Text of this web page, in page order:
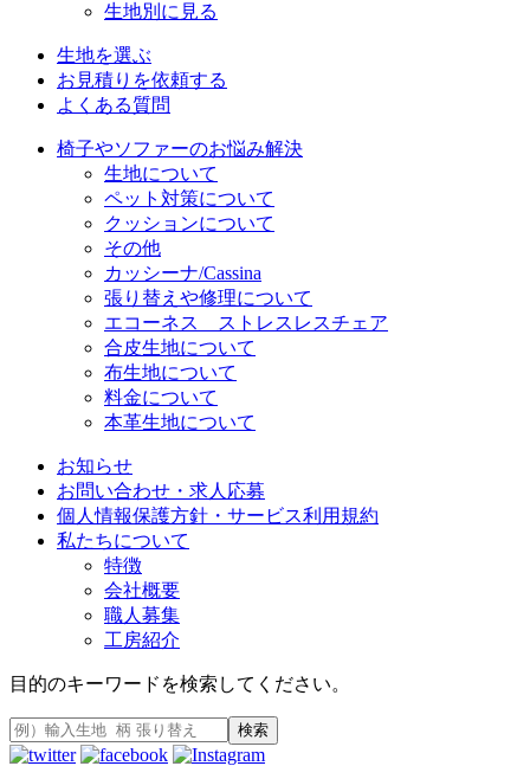
生地別に見る
生地を選ぶ
お見積りを依頼する
よくある質問
椅子やソファーのお悩み解決
生地について
ペット対策について
クッションについて
その他
カッシーナ/Cassina
張り替えや修理について
エコーネス ストレスレスチェア
合皮生地について
布生地について
料金について
本革生地について
お知らせ
お問い合わせ・求人応募
個人情報保護方針・サービス利用規約
私たちについて
特徴
会社概要
職人募集
工房紹介
目的のキーワードを検索してください。
検索